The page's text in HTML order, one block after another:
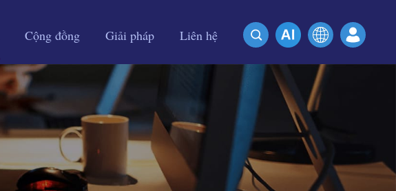
Cộng đồng Giải pháp Liên hệ